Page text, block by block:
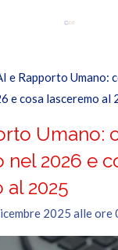
e Rapporto Umano:
e cosa lasceremo al
Umano:
2026 e
2025
2025 alle ore